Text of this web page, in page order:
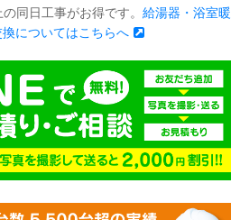
同日工事がお得です。 給湯器・浴室暖
についてはこちらへ